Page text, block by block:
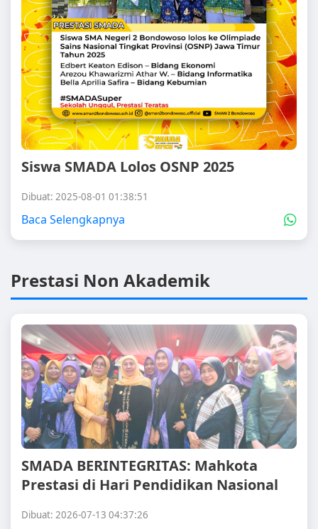
Siswa SMADA Lolos OSNP 2025
Dibuat: 2025-08-01 01:38:51
Baca Selengkapnya
Prestasi Non Akademik
SMADA BERINTEGRITAS: Mahkota
Prestasi di Hari Pendidikan Nasional
Dibuat: 2026-07-13 04:37:26